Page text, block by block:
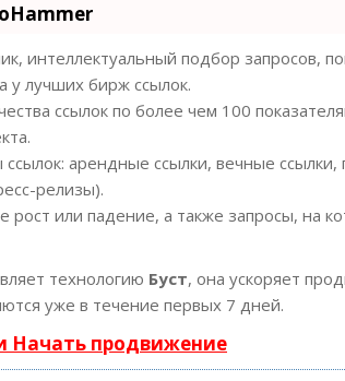
интеллектуальный подбор запросов,
у лучших бирж ссылок.
ссылок по более чем 100
арендные ссылки, вечные ссылки,
релизы).
рост или падение, а также запросы, на
технологию Буст, она ускоряет
уже в течение первых 7 дней.
Начать продвижение